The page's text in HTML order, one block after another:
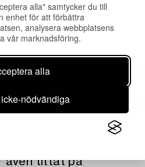
alla" samtycker du till
enhet för att förbättra
analysera webbplatsens
vår marknadsföring.
alla
nödvändiga
57
även tittat på